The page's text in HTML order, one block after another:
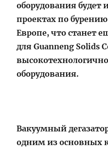
оборудования будет
проектах по
Европе, что станет
для Guanneng Solids
оборудования.
Вакуумный
одним из основных